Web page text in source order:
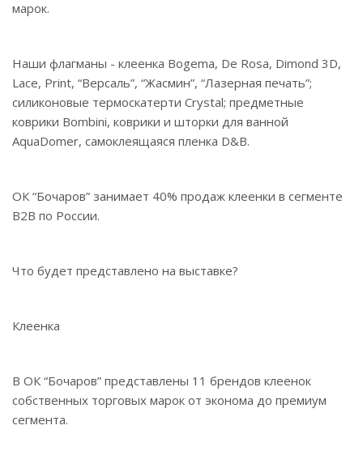
марок.
Наши флагманы - клеенка Bogema, De Rosa, Dimond 3D,
Lace, Print, “Версаль”, “Жасмин”, “Лазерная печать”;
силиконовые термоскатерти Crystal; предметные
коврики Bombini, коврики и шторки для ванной
AquaDomer, самоклеящаяся пленка D&B.
ОК “Бочаров” занимает 40% продаж клеенки в сегменте
B2B по России.
Что будет представлено на выставке?
Клеенка
В ОК “Бочаров” представлены 11 брендов клеенок
собственных торговых марок от эконома до премиум
сегмента.